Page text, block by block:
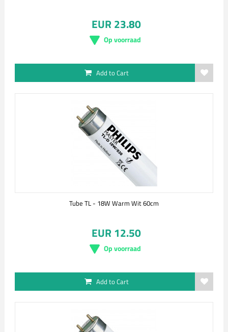
EUR 23.80
Op voorraad
Add to Cart
Tube TL - 18W Warm Wit 60cm
EUR 12.50
Op voorraad
Add to Cart